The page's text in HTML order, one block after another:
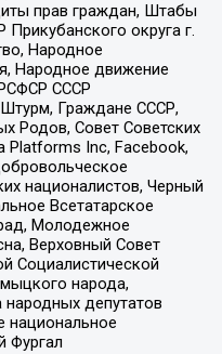
прав граждан, Штабы
округа г.
Народное
Народное движение
СССР
Граждане СССР,
Родов, Совет Советских
Platforms Inc, Facebook,
националистов, Черный
Всетатарское
Молодежное
Верховный Совет
Социалистической
народа,
народных депутатов
национальное
Фургал